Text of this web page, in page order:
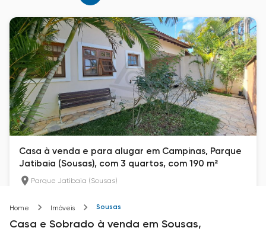
Home Imóveis Sousas
Casa e Sobrado à venda em Sousas,
Casa à venda e para alugar em Campinas, Parque
Jatibaia (Sousas), com 3 quartos, com 190 m²
Parque Jatibaia (Sousas)
R$ 950.000